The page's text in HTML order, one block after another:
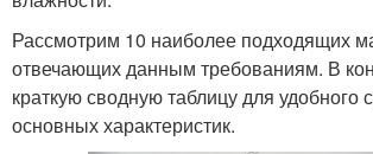
Рассмотрим 10 наиболее подходящих
отвечающих данным требованиям. В
краткую сводную таблицу для удобного
основных характеристик.